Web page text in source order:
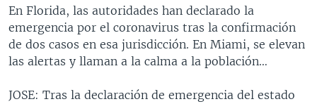
principal
Salte
búsqueda
VOA VERIFICA AMÉRICA LATINA
BOLIVIA
COLOMBIA
CHILE
PERÚ
CENTROAMÉRICA
COSTA RICA
EL SALVADOR
GUATEMALA
OTRAS SECCIONES
INMIGRACIÓN
LIBERTAD DE PRENSA
ESPECIALES DE LA VOA
LIBERTAD DE PRENSA
En Florida, las autoridades han declarado la
emergencia por el coronavirus tras la confirmación
de dos casos en esa jurisdicción. En Miami, se elevan
las alertas y llaman a la calma a la población…
JOSE: Tras la declaración de emergencia del estado